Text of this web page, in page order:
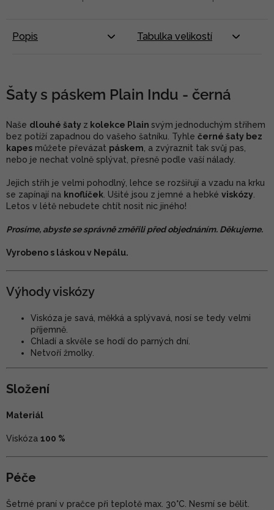
Popis Tabulka velikostí
Šaty s páskem Plain Indu - černá
Naše dlouhé šaty z kolekce Plain svým jednoduchým střihem
bez potíží zapadnou do vašeho šatníku. Tyhle černé šaty bez
kapes můžete převázat páskem , a zvýraznit tak svůj pas,
nebo je nechat volně splývat, přesně podle vaší nálady.
Jejich střih je velmi pohodlný, lehce se rozšiřují a vzadu na krku
se zapínají na knoflíček . Ušité jsou z jemné a hebké viskózy
Letos v létě nebudete chtít nosit nic jiného!
Prosíme, abyste se správně změřili před objednáním. Děkujeme.
Vyrobeno s láskou v Nepálu.
Výhody viskózy
Viskóza je savá, měkká a splývavá, nosí se tedy velmi
příjemně.
Chladí a skvěle se hodí do parných dní.
Netvoří žmolky.
Složení
Materiál
Viskóza 100 %
Péče
Šetrné praní v pračce při teplotě max. 30°C. Nesmí se bělit.